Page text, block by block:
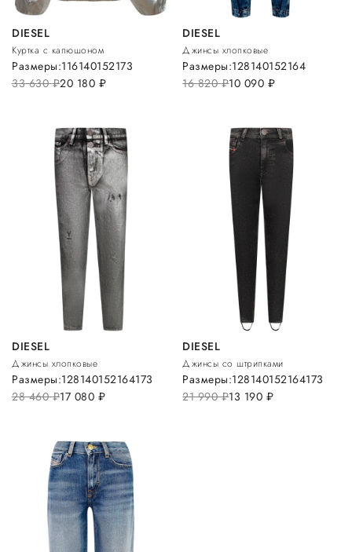
DIESEL
Куртка с капюшоном
33 630руб.20 180 руб.
Размеры:116140152173
DIESEL
Джинсы хлопковые
16 820руб.10 090 руб.
Размеры:128140152164
DIESEL
Джинсы хлопковые
28 460руб.17 080 руб.
Размеры:128140152164173
DIESEL
Джинсы со штрипками
21 990руб.13 190 руб.
Размеры:128140152164173